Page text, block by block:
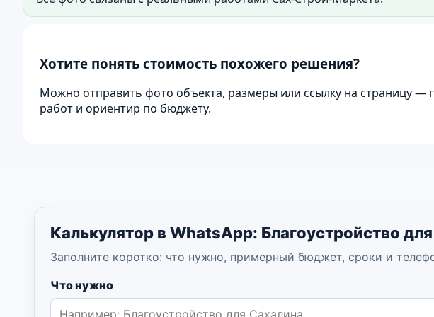
Хотите понять стоимость похожего решения?
Можно отправить фото объекта, размеры или ссылку на страницу
работ и ориентир по бюджету.
Калькулятор в WhatsApp: Благоустройство
Заполните коротко: что нужно, примерный бюджет, сроки и
Что нужно